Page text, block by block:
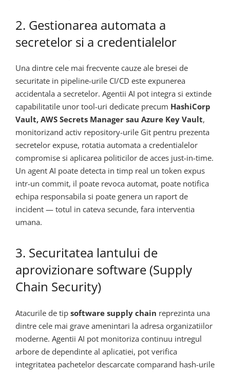
2. Gestionarea automata a
secretelor si a credentialelor
Una dintre cele mai frecvente cauze ale bresei de
securitate in pipeline-urile CI/CD este expunerea
accidentala a secretelor. Agentii AI pot integra si extinde
capabilitatile unor tool-uri dedicate precum HashiCorp
Vault, AWS Secrets Manager sau Azure Key Vault,
monitorizand activ repository-urile Git pentru prezenta
secretelor expuse, rotatia automata a credentialelor
compromise si aplicarea politicilor de acces just-in-time.
Un agent AI poate detecta in timp real un token expus
intr-un commit, il poate revoca automat, poate notifica
echipa responsabila si poate genera un raport de
incident — totul in cateva secunde, fara interventia
umana.
3. Securitatea lantului de
aprovizionare software (Supply
Chain Security)
Atacurile de tip software supply chain reprezinta una
dintre cele mai grave amenintari la adresa organizatiilor
moderne. Agentii AI pot monitoriza continuu intregul
arbore de dependinte al aplicatiei, pot verifica
integritatea pachetelor descarcate comparand hash-urile